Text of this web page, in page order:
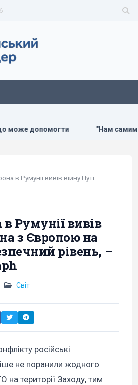
самим потрібні": Трамп
Румунії вивів
з Європою на
рівень, –
Світ
російські
не поранили жодного
на території Заходу, тим